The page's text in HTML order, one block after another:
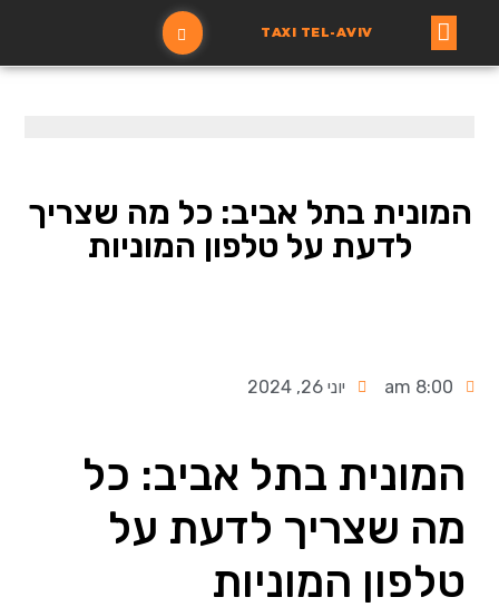
TAXI TEL-AVIV
המונית בתל אביב: כל מה שצריך
לדעת על טלפון המוניות
8:00 am יוני 26, 2024
המונית בתל אביב: כל
מה שצריך לדעת על
טלפון המוניות